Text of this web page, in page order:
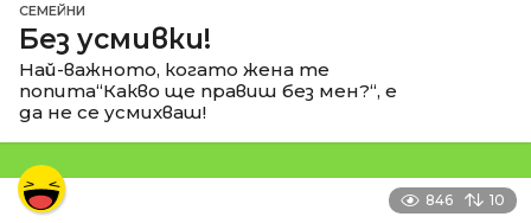
СЕМЕЙНИ
Без усмивки!
Най-важното, когато жена те
попита“Какво ще правиш без мен?“, е
да не се усмихваш!
846 10